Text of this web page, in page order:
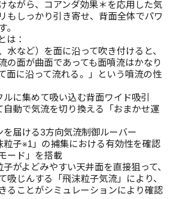
ながら、コアンダ効果＊を応用した気
もしっかり引き寄せ、背面全体でパワ
。
は：
水など）を面に沿って吹き付けると、
の面が曲面であっても面噴流はかなり
面に沿って流れる。」という噴流の性
に集めて吸い込む背面ワイド吸引
自動で気流を切り換える「おまかせ運
を届ける3方向気流制御ルーバー
粒子※1」の捕集における有効性を確認
ード」を搭載
がよどみやすい天井面を直接狙って、
吸じんする「飛沫粒子気流」により、
ることがシミュレーションにより確認